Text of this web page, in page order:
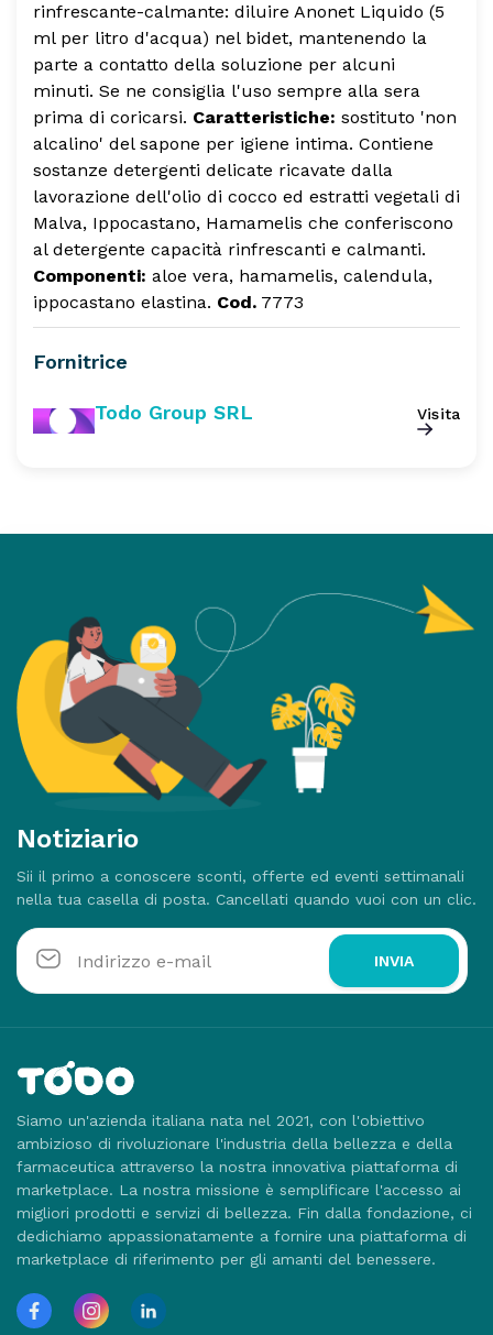
rinfrescante-calmante: diluire Anonet Liquido (5
ml per litro d'acqua) nel bidet, mantenendo la
parte a contatto della soluzione per alcuni
minuti. Se ne consiglia l'uso sempre alla sera
prima di coricarsi. Caratteristiche: sostituto 'non
alcalino' del sapone per igiene intima. Contiene
sostanze detergenti delicate ricavate dalla
lavorazione dell'olio di cocco ed estratti vegetali di
Malva, Ippocastano, Hamamelis che conferiscono
al detergente capacità rinfrescanti e calmanti.
Componenti: aloe vera, hamamelis, calendula,
ippocastano elastina. Cod. 7773
Fornitrice
Todo Group SRL Visita
Notiziario
Sii il primo a conoscere sconti, offerte ed eventi settimanali
nella tua casella di posta. Cancellati quando vuoi con un clic.
INVIA
Siamo un'azienda italiana nata nel 2021, con l'obiettivo
ambizioso di rivoluzionare l'industria della bellezza e della
farmaceutica attraverso la nostra innovativa piattaforma di
marketplace. La nostra missione è semplificare l'accesso ai
migliori prodotti e servizi di bellezza. Fin dalla fondazione, ci
dedichiamo appassionatamente a fornire una piattaforma di
marketplace di riferimento per gli amanti del benessere.